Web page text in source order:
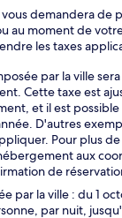
demandera de
au moment de
les taxes
par la ville
Cette taxe est
et il est
D'autres
Pour plus
aux
de
par la ville : du 1
par nuit,